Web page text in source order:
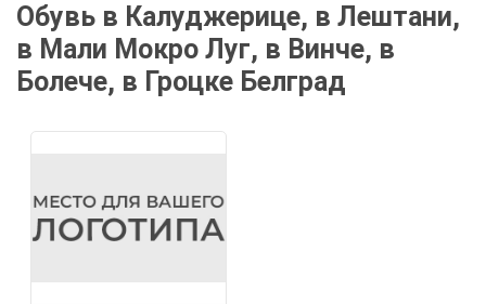
Обувь в Калуджерице, в Лештани,
в Мали Мокро Луг, в Винче, в
Болече, в Гроцке Белград